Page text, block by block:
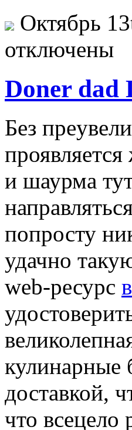
Октябрь
отключены
Doner dad
Бeз
и шаурма
попросту
удачно
web-ресурс
кулинарные
доставкой,
что всецело